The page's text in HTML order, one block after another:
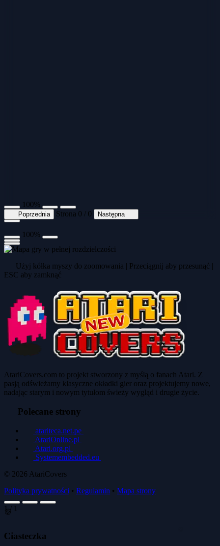
100%
Poprzednia Strona 0 / 0 Następna
100%
Użyj kółka myszy do zoomowania | Przeciągnij aby przesunąć |
ESC aby zamknąć
AtariCovers.com to projekt stworzony z myślą o fanach Atari. Z
pasją odświeżamy klasyczne okładki gier oraz projektujemy nowe,
nadając starym i nowym tytułom świeży wygląd i drugie życie.
Polecane strony
atariteca.net.pe
AtariOnline.pl
Atari.org.pl
Systemembedded.eu
© 2026 AtariCovers
Polityka prywatności • Regulamin • Mapa strony
1 / 1
🍪
Ciasteczka